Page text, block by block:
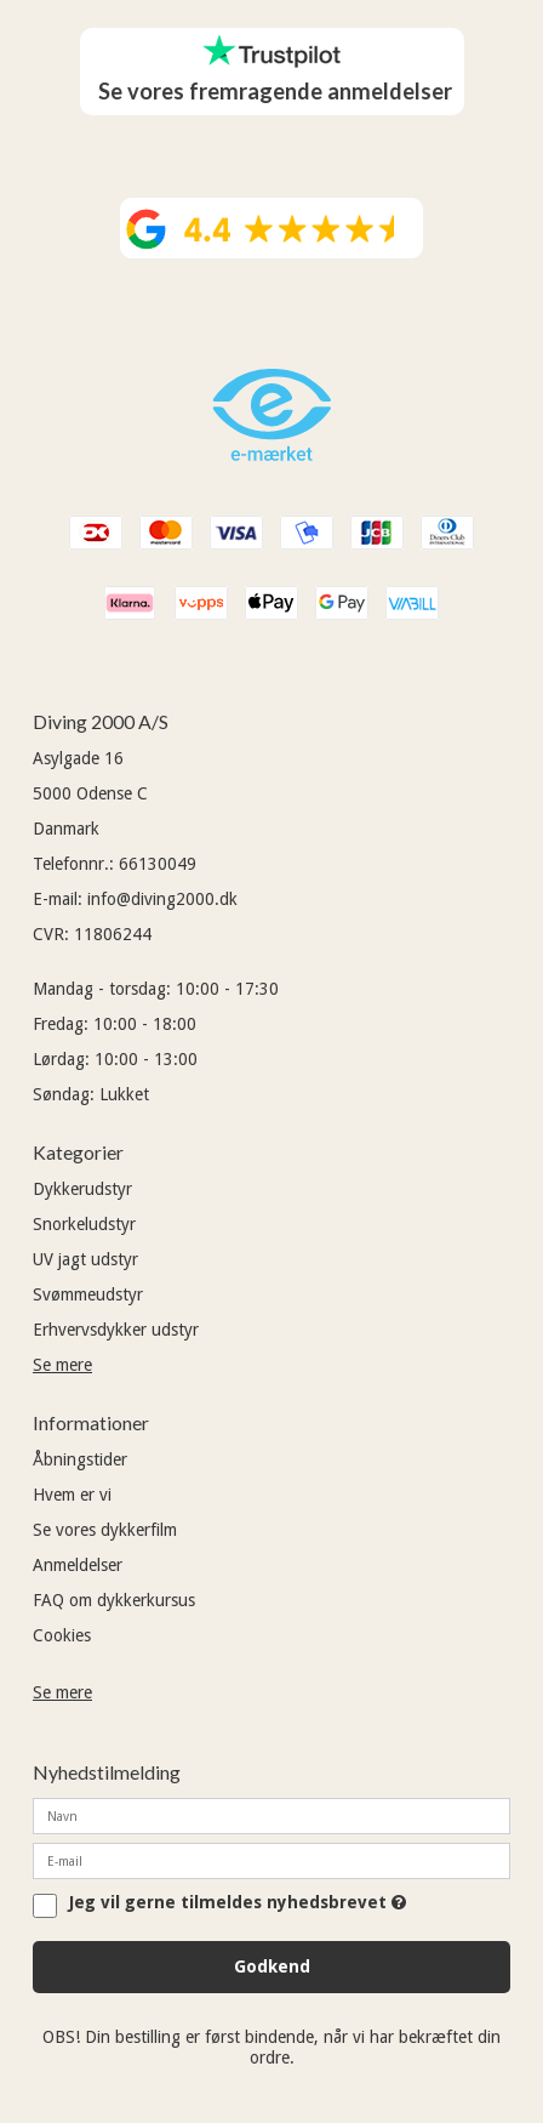
Se vores fremragende anmeldelser
Diving 2000 A/S
Asylgade 16
5000 Odense C
Danmark
Telefonnr.: 66130049
E-mail: info@diving2000.dk
CVR: 11806244
Mandag - torsdag: 10:00 - 17:30
Fredag: 10:00 - 18:00
Lørdag: 10:00 - 13:00
Søndag: Lukket
Kategorier
Dykkerudstyr
Snorkeludstyr
UV jagt udstyr
Svømmeudstyr
Erhvervsdykker udstyr
Se mere
Informationer
Åbningstider
Hvem er vi
Se vores dykkerfilm
Anmeldelser
FAQ om dykkerkursus
Cookies
Se mere
Nyhedstilmelding
Jeg vil gerne tilmeldes nyhedsbrevet
Godkend
OBS! Din bestilling er først bindende, når vi har bekræftet din
ordre.